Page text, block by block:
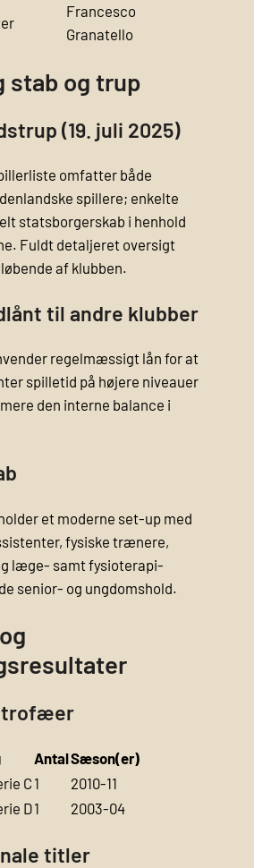
Francesco
Granatello
stab og trup
(19. juli 2025)
omfatter både
spillere; enkelte
statsborgerskab i henhold
Fuldt detaljeret oversigt
af klubben.
til andre klubber
regelmæssigt lån for at
spilletid på højere niveauer
den interne balance i
et moderne set-up med
fysiske trænere,
læge- samt fysioterapi­
senior- og ungdomshold.
trofæer
AntalSæson(er)
C1
2010-11
D1 2003-04
titler